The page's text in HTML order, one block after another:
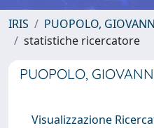
IRIS
PUOPOLO,
statistiche ricercatore
PUOPOLO,
Visualizzazione